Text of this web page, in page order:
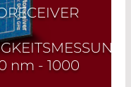
nm - 1000